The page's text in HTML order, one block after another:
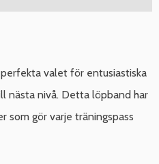
valet för entusiastiska
nästa nivå. Detta löpband har
som gör varje träningspass